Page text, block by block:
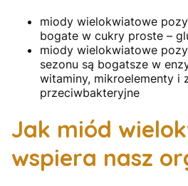
miody wielokwiatowe
bogate w cukry proste –
miody wielokwiatowe
sezonu są bogatsze w
witaminy, mikroelementy i
przeciwbakteryjne
Jak miód
wspiera nasz